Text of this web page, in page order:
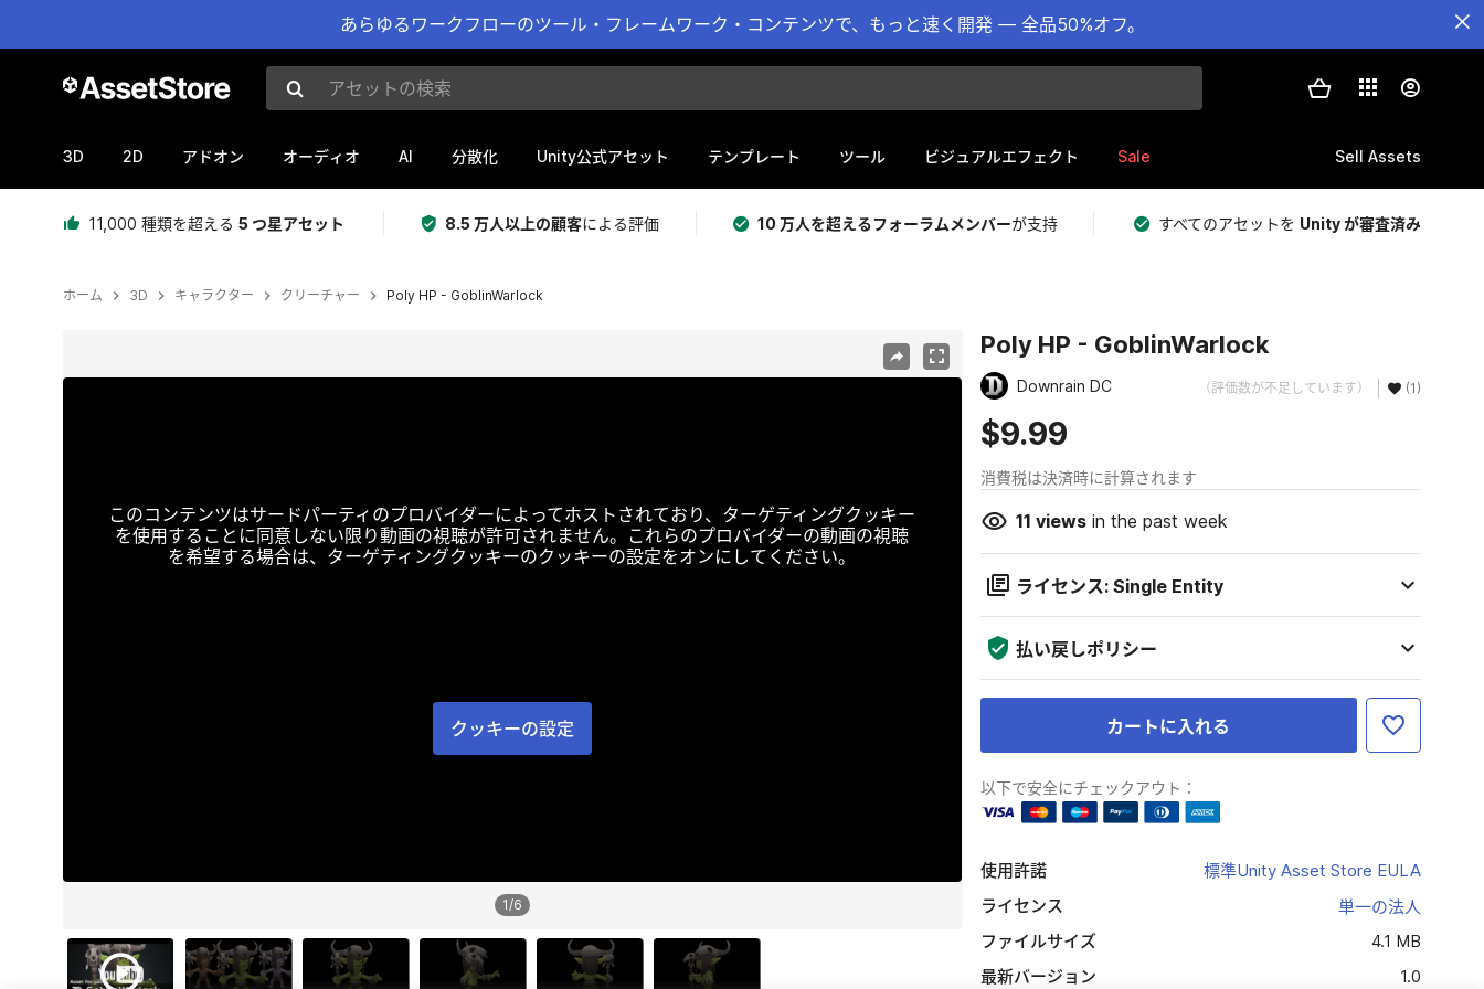
あらゆるワークフローのツール・フレームワーク・コンテンツで、もっと速く開発 — 全品50%オフ。
アセットの検索
3D 2D アドオン オーディオ AI 分散化 Unity公式アセット テンプレート ツール ビジュアルエフェクト Sale Sell Assets
11,000 種類を超える 5 つ星アセット 8.5 万人以上の顧客による評価 10 万人を超えるフォーラムメンバーが支持 すべてのアセットを Unity が審査済み
ホーム 3D キャラクター クリーチャー Poly HP - GoblinWarlock
このコンテンツはサードパーティのプロバイダーによってホストされており、ターゲティングクッキー
を使用することに同意しない限り動画の視聴が許可されません。これらのプロバイダーの動画の視聴
を希望する場合は、ターゲティングクッキーのクッキーの設定をオンにしてください。
クッキーの設定
1/6
Poly HP - GoblinWarlock
Downrain DC （評価数が不足しています） (1)
$9.99
消費税は決済時に計算されます
11 viewsin the past week
ライセンス: Single Entity
払い戻しポリシー
カートに入れる
以下で安全にチェックアウト：
使用許諾
標準Unity Asset Store EULA
ライセンス
単一の法人
ファイルサイズ
4.1 MB
最新バージョン
1.0